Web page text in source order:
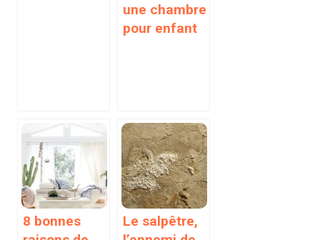
une chambre
pour enfant
8 bonnes
Le salpêtre,